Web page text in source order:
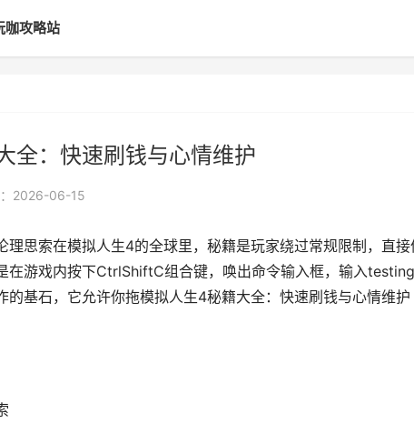
咖攻略站
全：快速刷钱与心情维护
2026-06-15
理思索在模拟人生4的全球里，秘籍是玩家绕过常规限制，直
在游戏内按下CtrlShiftC组合键，唤出命令输入框，输入
的基石，它允许你拖模拟人生4秘籍大全：快速刷钱与心情维护